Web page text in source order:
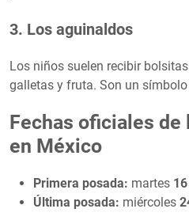
3. Los aguinaldos
Los niños suelen recibir
galletas y fruta. Son un
Fechas oficiales de
en México
Primera posada: martes
Última posada: miércoles